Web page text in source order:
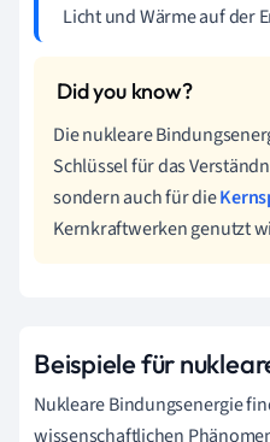
Licht und Wärme auf der
Die nukleare
Schlüssel für das
sondern auch für die
Kernkraftwerken genutzt
Beispiele für
Nukleare Bindungsenergie
wissenschaftlichen